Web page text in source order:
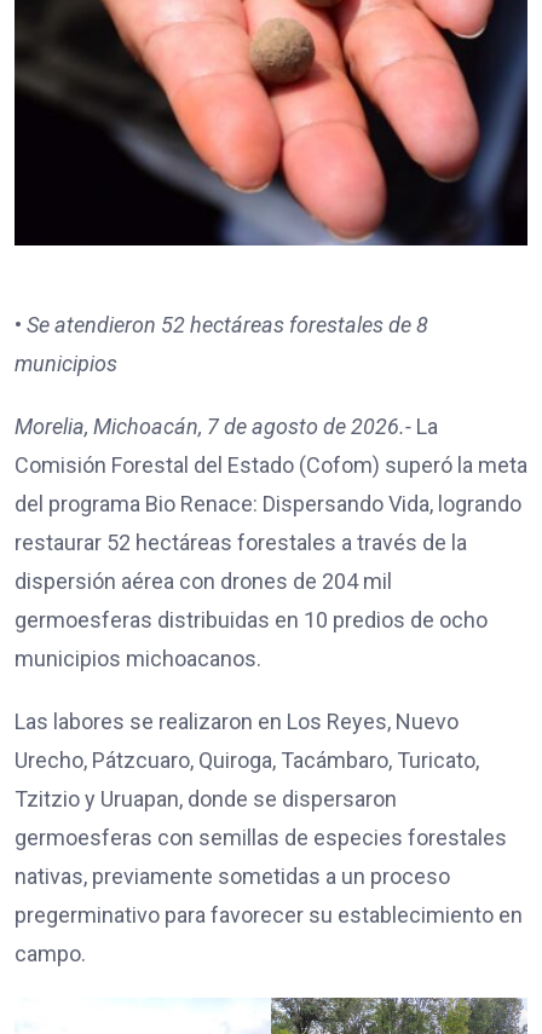
• Se atendieron 52 hectáreas forestales de 8
municipios
Morelia, Michoacán, 7 de agosto de 2026.- La
Comisión Forestal del Estado (Cofom) superó la meta
del programa Bio Renace: Dispersando Vida, logrando
restaurar 52 hectáreas forestales a través de la
dispersión aérea con drones de 204 mil
germoesferas distribuidas en 10 predios de ocho
municipios michoacanos.
Las labores se realizaron en Los Reyes, Nuevo
Urecho, Pátzcuaro, Quiroga, Tacámbaro, Turicato,
Tzitzio y Uruapan, donde se dispersaron
germoesferas con semillas de especies forestales
nativas, previamente sometidas a un proceso
pregerminativo para favorecer su establecimiento en
campo.